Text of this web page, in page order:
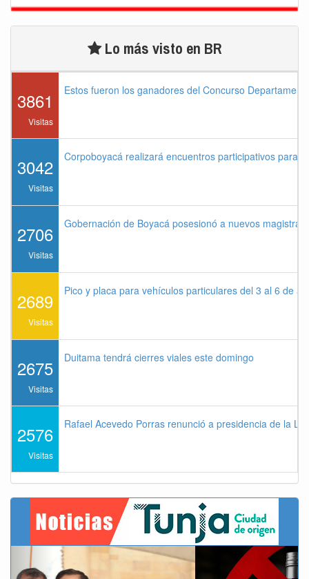
Lo más visto en BR
3861
Visitas
Estos fueron los ganadores del Concurso
3042
Visitas
Corpoboyacá realizará encuentros participativos para
2706
Visitas
Gobernación de Boyacá posesionó a nuevos
2689
Visitas
Pico y placa para vehículos particulares del 3 al 6 de
2675
Visitas
Duitama tendrá cierres viales este domingo
2576
Visitas
Rafael Acevedo Porras renunció a presidencia de la
Previous Next